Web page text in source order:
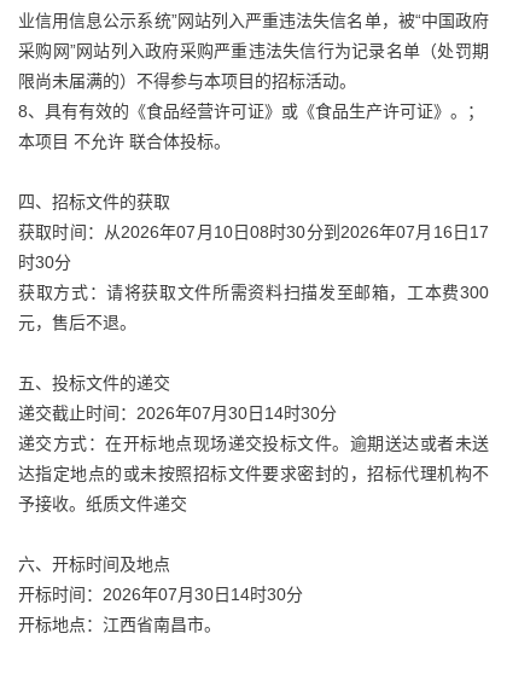
业信用信息公示系统”网站列入严重违法失信名单，被“中国政府
采购网”网站列入政府采购严重违法失信行为记录名单（处罚期
限尚未届满的）不得参与本项目的招标活动。
8、具有有效的《食品经营许可证》或《食品生产许可证》。；
本项目 不允许 联合体投标。
四、招标文件的获取
获取时间：从2026年07月10日08时30分到2026年07月16日17
时30分
获取方式：请将获取文件所需资料扫描发至邮箱，工本费300
元，售后不退。
五、投标文件的递交
递交截止时间：2026年07月30日14时30分
递交方式：在开标地点现场递交投标文件。逾期送达或者未送
达指定地点的或未按照招标文件要求密封的，招标代理机构不
予接收。纸质文件递交
六、开标时间及地点
开标时间：2026年07月30日14时30分
开标地点：江西省南昌市。